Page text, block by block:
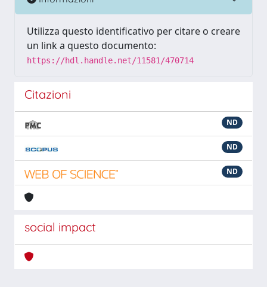
Utilizza questo identificativo per citare o creare
un link a questo documento:
https://hdl.handle.net/11581/470714
Citazioni
ND
ND
ND
social impact